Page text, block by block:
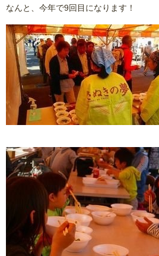
なんと、今年で9回目になります！